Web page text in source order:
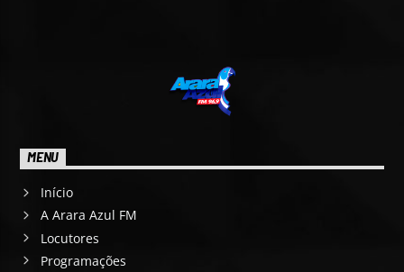
MENU
Início
A Arara Azul FM
Locutores
Programações